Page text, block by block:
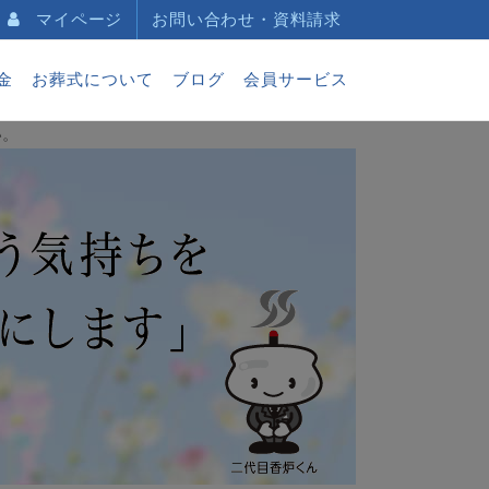
マイページ お問い合わせ・資料請求
お葬式について ブログ 会員サービス